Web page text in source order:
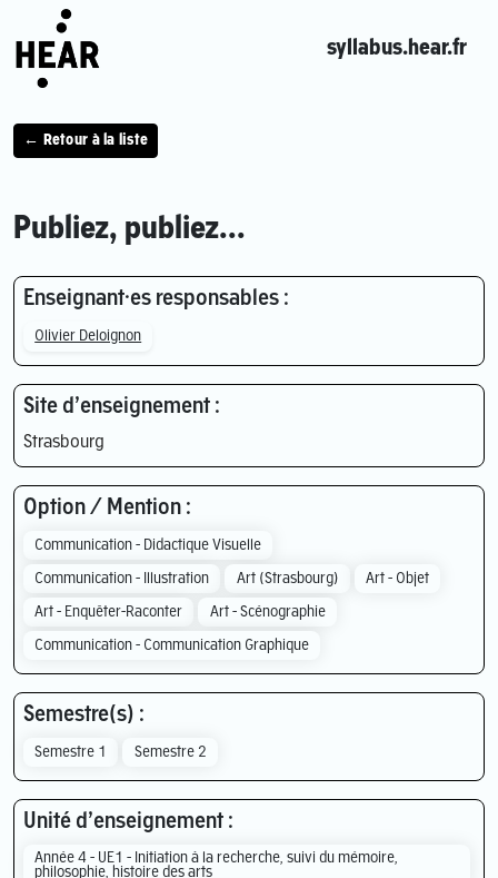
syllabus.hear.fr
← Retour à la liste
Publiez, publiez...
Enseignant·es responsables :
Olivier Deloignon
Site d’enseignement :
Strasbourg
Option / Mention :
Communication - Didactique Visuelle
Communication - Illustration Art (Strasbourg) Art - Objet
Art - Enquêter-Raconter Art - Scénographie
Communication - Communication Graphique
Semestre(s) :
Semestre 1 Semestre 2
Unité d’enseignement :
Année 4 - UE1 - Initiation à la recherche, suivi du mémoire,
philosophie, histoire des arts